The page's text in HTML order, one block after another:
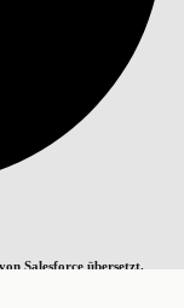
Salesforce übersetzt.